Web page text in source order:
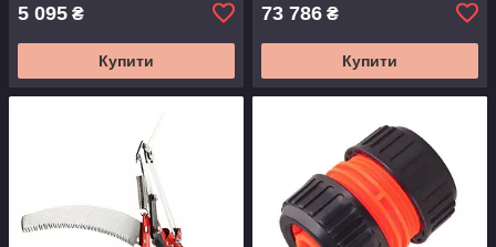
5 095 ₴
Купити
73 786 ₴
Купити